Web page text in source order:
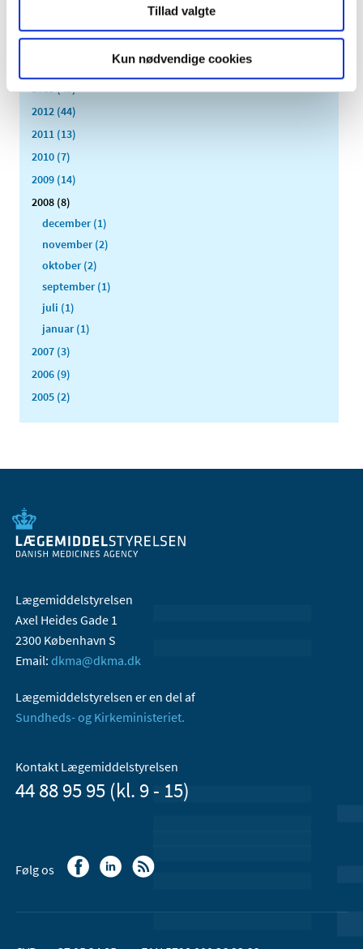
Tillad valgte
Kun nødvendige cookies
2015 (33)
2013 (49)
2012 (44)
2011 (13)
2010 (7)
2009 (14)
2008 (8)
december (1)
november (2)
oktober (2)
september (1)
juli (1)
januar (1)
2007 (3)
2006 (9)
2005 (2)
Lægemiddelstyrelsen
Axel Heides Gade 1
2300 København S
Email: dkma@dkma.dk
Lægemiddelstyrelsen er en del af
Sundheds- og Kirkeministeriet.
Kontakt Lægemiddelstyrelsen
44 88 95 95 (kl. 9 - 15)
Følg os